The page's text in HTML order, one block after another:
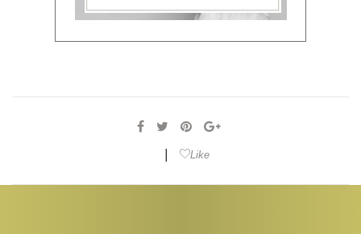
Like